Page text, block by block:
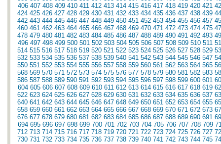
406 407 408 409 410 411 412 413 414 415 416 417 418 419 420 421
424 425 426 427 428 429 430 431 432 433 434 435 436 437 438 439
442 443 444 445 446 447 448 449 450 451 452 453 454 455 456 457
460 461 462 463 464 465 466 467 468 469 470 471 472 473 474 475
478 479 480 481 482 483 484 485 486 487 488 489 490 491 492 493
496 497 498 499 500 501 502 503 504 505 506 507 508 509 510 511
514 515 516 517 518 519 520 521 522 523 524 525 526 527 528 529
532 533 534 535 536 537 538 539 540 541 542 543 544 545 546 547
550 551 552 553 554 555 556 557 558 559 560 561 562 563 564 565
568 569 570 571 572 573 574 575 576 577 578 579 580 581 582 583
586 587 588 589 590 591 592 593 594 595 596 597 598 599 600 601
604 605 606 607 608 609 610 611 612 613 614 615 616 617 618 619
622 623 624 625 626 627 628 629 630 631 632 633 634 635 636 637
640 641 642 643 644 645 646 647 648 649 650 651 652 653 654 655
658 659 660 661 662 663 664 665 666 667 668 669 670 671 672 673
676 677 678 679 680 681 682 683 684 685 686 687 688 689 690 691
694 695 696 697 698 699 700 701 702 703 704 705 706 707 708 709
712 713 714 715 716 717 718 719 720 721 722 723 724 725 726 727
730 731 732 733 734 735 736 737 738 739 740 741 742 743 744 745